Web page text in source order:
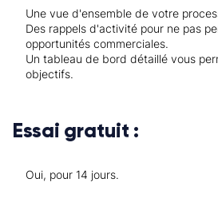
Une vue d'ensemble de votre
Des rappels d'activité pour ne pas
opportunités commerciales.
Un tableau de bord détaillé vous
objectifs.
Essai gratuit :
Oui, pour 14 jours.